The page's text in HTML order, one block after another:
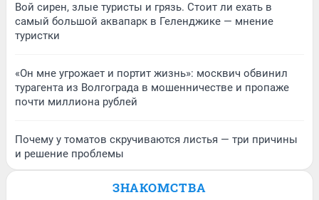
Вой сирен, злые туристы и грязь. Стоит ли ехать в
самый большой аквапарк в Геленджике — мнение
туристки
«Он мне угрожает и портит жизнь»: москвич обвинил
турагента из Волгограда в мошенничестве и пропаже
почти миллиона рублей
Почему у томатов скручиваются листья — три причины
и решение проблемы
ЗНАКОМСТВА